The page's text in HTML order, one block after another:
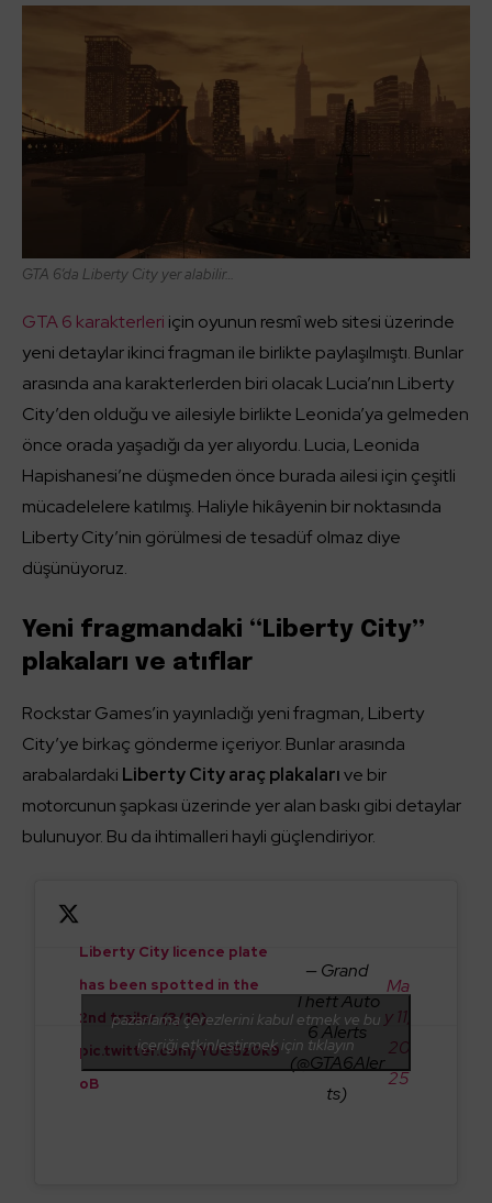
GTA 6’da Liberty City yer alabilir…
GTA 6 karakterleri için oyunun resmî web sitesi üzerinde
yeni detaylar ikinci fragman ile birlikte paylaşılmıştı. Bunlar
arasında ana karakterlerden biri olacak Lucia’nın Liberty
City’den olduğu ve ailesiyle birlikte Leonida’ya gelmeden
önce orada yaşadığı da yer alıyordu. Lucia, Leonida
Hapishanesi’ne düşmeden önce burada ailesi için çeşitli
mücadelelere katılmış. Haliyle hikâyenin bir noktasında
Liberty City’nin görülmesi de tesadüf olmaz diye
düşünüyoruz.
Yeni fragmandaki “Liberty City”
plakaları ve atıflar
Rockstar Games’in yayınladığı yeni fragman, Liberty
City’ye birkaç gönderme içeriyor. Bunlar arasında
arabalardaki Liberty City araç plakalarıve bir
motorcunun şapkası üzerinde yer alan baskı gibi detaylar
bulunuyor. Bu da ihtimalleri hayli güçlendiriyor.
Liberty City licence plate
has been spotted in the
2nd trailer. (3/10)
pic.twitter.com/YUG5z0k9
oB
— Grand
Theft Auto
6 Alerts
(@GTA6Aler
ts)
Ma
y 11,
20
25
pazarlama çerezlerini kabul etmek ve bu
içeriği etkinleştirmek için tıklayın